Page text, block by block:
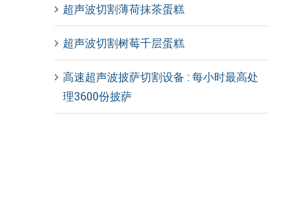
超声波切割薄荷抹茶蛋糕
超声波切割树莓千层蛋糕
高速超声波披萨切割设备 : 每小时最高处
理3600份披萨